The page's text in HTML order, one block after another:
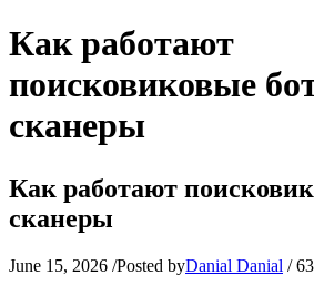
Как работают
поисковиковые
сканеры
Как работают
сканеры
June 15, 2026 /Posted byDanial Danial / 63